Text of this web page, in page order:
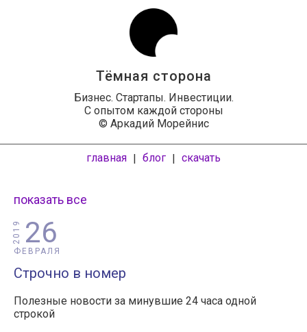
Тёмная сторона
Бизнес. Стартапы. Инвестиции.
С опытом каждой стороны
© Аркадий Морейнис
главная | блог | скачать
показать все
26
ФЕВРАЛЯ
2019
Строчно в номер
Полезные новости за минувшие 24 часа одной
строкой